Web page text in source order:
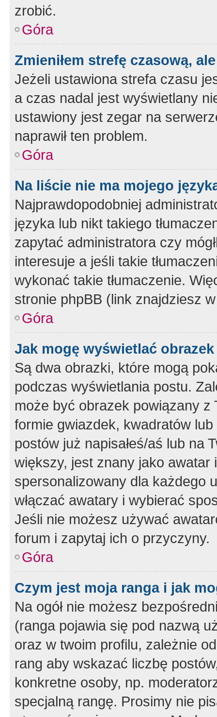
zrobić.
Góra
Zmieniłem strefę czasową,
Jeżeli ustawiona strefa czasu
a czas nadal jest wyświetlany
ustawiony jest zegar na
naprawił ten problem.
Góra
Na liście nie ma mojego
Najprawdopodobniej
języka lub nikt takiego
zapytać administratora czy
interesuje a jeśli takie
wykonać takie tłumaczenie.
stronie phpBB (link znajdziesz
Góra
Jak mogę wyświetlać
Są dwa obrazki, które mogą
podczas wyświetlania postu.
może być obrazek powiązany z
formie gwiazdek, kwadratów
postów już napisałeś/aś lub na
większy, jest znany jako
spersonalizowany dla każdego
włączać awatary i wybierać
Jeśli nie możesz używać
forum i zapytaj ich o przyczyny.
Góra
Czym jest moja ranga i jak
Na ogół nie możesz
(ranga pojawia się pod nazwą
oraz w twoim profilu, zależnie
rang aby wskazać liczbę
konkretne osoby, np.
specjalną rangę. Prosimy nie